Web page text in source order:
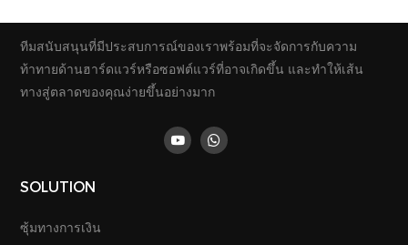
สำหรับห้างสรรพสินค้า/
โรงแรม
ทีมสนับสนุนที่มีประสบการณ์ของเราพร้อมที่จะจัดการกับความ
ท้าทายด้านฮาร์ดแวร์หรือซอฟต์แวร์ที่อาจเกิดขึ้น และทำให้เส้น
ทางสู่ตลาดของคุณง่ายขึ้นอย่างมาก
SOLUTION
ซุ้มทางการเงิน